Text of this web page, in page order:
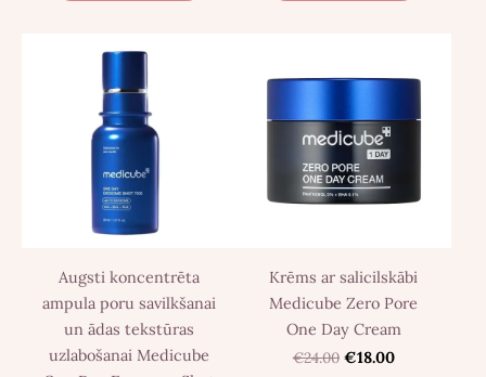
Augsti koncentrēta
ampula poru savilkšanai
un ādas tekstūras
uzlabošanai Medicube
Krēms ar salicilskābi
Medicube Zero Pore
One Day Cream
€24.00 €18.00